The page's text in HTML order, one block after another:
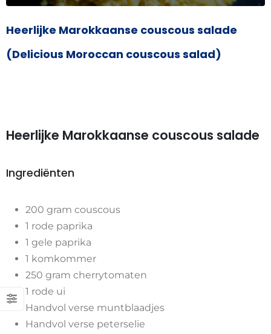
Heerlijke Marokkaanse couscous salade
(Delicious Moroccan couscous salad)
Heerlijke Marokkaanse couscous salade
Ingrediënten
200 gram couscous
1 rode paprika
1 gele paprika
1 komkommer
250 gram cherrytomaten
1 rode ui
Handvol verse muntblaadjes
Handvol verse peterselie